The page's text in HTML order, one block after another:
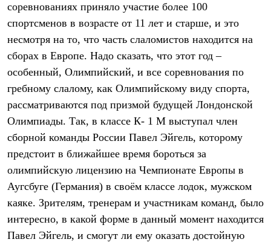
Брюки
Женская одежда
Утепленная пухом
Куртки
Брюки
Жилеты
Утепленная синтетикой
Куртки
Брюки
Штормовая одежда
Куртки
Софтшелл одежда
Куртки
Брюки
Лёгкая одежда
Рубашки
Футболки
Брюки
Термобелье
соревнованиях приняло участие более 100
спортсменов в возрасте от 11 лет и старше, и это
несмотря на то, что часть слаломистов находится на
сборах в Европе. Надо сказать, что этот год –
особенный, Олимпийский, и все соревнования по
гребному слалому, как Олимпийскому виду спорта,
рассматриваются под призмой будущей Лондонской
Олимпиады. Так, в классе К- 1 М выступал член
сборной команды России Павел Эйгель, которому
предстоит в ближайшее время бороться за
олимпийскую лицензию на Чемпионате Европы в
Аугсбуге (Германия) в своём классе лодок, мужском
каяке. Зрителям, тренерам и участникам команд, было
интересно, в какой форме в данный момент находится
Павел Эйгель, и смогут ли ему оказать достойную